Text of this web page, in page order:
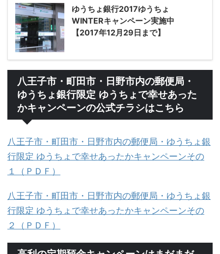
ゆうちょ銀行2017ゆうちょ
WINTERキャンペーン実施中
【2017年12月29日まで】
八王子市・町田市・日野市内の郵便局・
ゆうちょ銀行限定 ゆうちょで幸せあった
かキャンペーンの公式チラシはこちら
八王子市・町田市・日野市内の郵便局・ゆうちょ銀
行限定 ゆうちょで幸せあったかキャンペーンその
１（ＰＤＦ）
八王子市・町田市・日野市内の郵便局・ゆうちょ銀
行限定 ゆうちょで幸せあったかキャンペーンその
２（ＰＤＦ）